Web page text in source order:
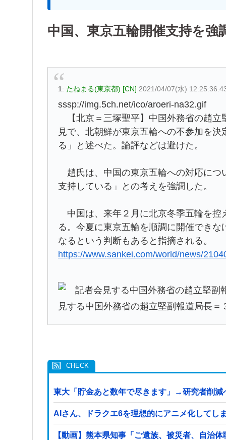
中国、東京五輪開催支持を強
1: たねまる(東京都) [CN] 2021/04/07(水)
sssp://img.5ch.net/ico/aroeri-na32.gif
【北京＝三塚聖平】中国外務省の趙立
見で、北朝鮮が東京五輪への不参加を
る」と述べた。論評などは避けた。
趙氏は、中国の東京五輪への対応につ
支持している」との考えを強調した。
中国は、来年２月に北京冬季五輪を控
る。今夏に東京五輪を順調に開催でき
なるという判断もあると指摘される。
https://www.sankei.com/world/news/
見する中国外務省の趙立堅副報道局長
東大「貯金あと数年で尽きます」→研究者削
AIさん、ドラクエ6を理想的にアニメ化してし
【動画】熊本県知事「ご遺族、被災者、自治